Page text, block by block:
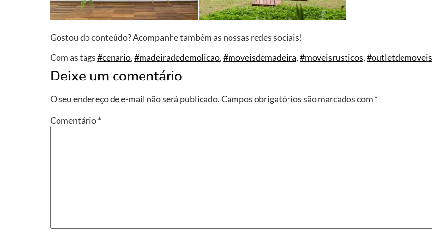
Gostou do conteúdo? Acompanhe também as nossas redes sociais!
Com as tags#cenario,#madeiradedemolicao,#moveisdemadeira,#moveisrusticos,#outletdemoveis
Deixe um comentário
O seu endereço de e-mail não será publicado.Campos obrigatórios são marcados com *
Comentário*